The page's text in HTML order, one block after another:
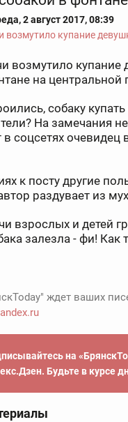
2 август 2017, 08:39
возмутило купание
на центральной
собаку
На замечания
соцсетях очевидец
к посту другие
раздувает из
взрослых и детей
залезла - фи! Как
ждет ваших
на
Будьте в курсе